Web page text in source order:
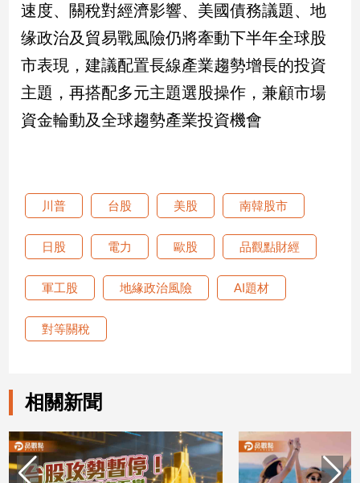
速度、關稅對經濟影響、美國債務議題、地
缘政治及貿易戰風險仍將牽動下半年全球股
市表現，建議配置長線產業趨勢增長的投資
主題，再搭配多元主題選股操作，兼顧市場
資金輪動及全球趨勢產業投資機會
川普 台股 美股 南韓股市
日股 電力 歐股 品觀點財經
軍工股 地緣政治風險 AI題材
對等關稅
相關新聞